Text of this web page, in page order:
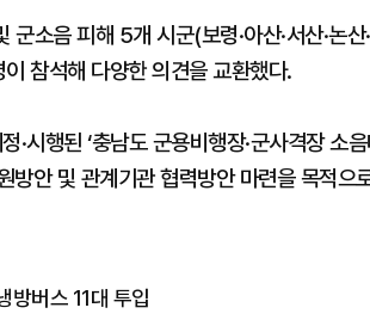
군소음 피해 5개 시군(보령·아산·서산·논
참석해 다양한 의견을 교환했다.
·시행된 ‘충남도 군용비행장·군사격장 소
방안 및 관계기관 협력방안 마련을 목적으
방버스 11대 투입